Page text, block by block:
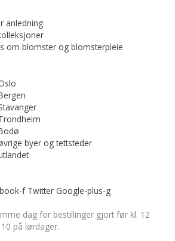
anledning
om blomster og blomsterpleie
byer og tettsteder
f Twitter Google-plus-g
dag for bestillinger gjort før kl. 12
på lørdager.